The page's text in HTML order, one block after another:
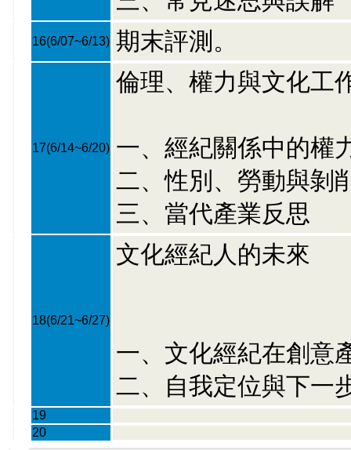
16(6/07~6/13) 期末評測。
17(6/14~6/20)
倫理、權力與文化工
一、經紀關係中的權
二、性別、勞動與剝
三、當代產業反思
18(6/21~6/27)
文化經紀人的未來
一、文化經紀在創意
二、自我定位與下一
19
20